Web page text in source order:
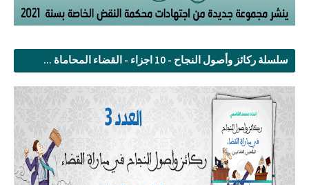
سلسلة ركائز وأصول النجاح - 10 اجزاء - القضاء المحاماة ...